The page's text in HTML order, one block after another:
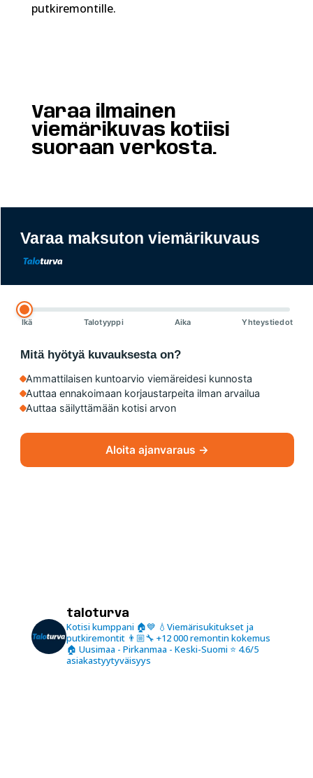
putkiremontille.
Varaa ilmainen
viemärikuvas kotiisi
suoraan verkosta.
Varaa maksuton viemärikuvaus
Ikä Talotyyppi Aika Yhteystiedot
Mitä hyötyä kuvauksesta on?
Ammattilaisen kuntoarvio viemäreidesi kunnosta
Auttaa ennakoimaan korjaustarpeita ilman arvailua
Auttaa säilyttämään kotisi arvon
Aloita ajanvaraus →
taloturva
Kotisi kumppani 🏠💙 💧Viemärisukitukset ja
putkiremontit👨🏼‍🔧 +12 000 remontin kokemus
🏠 Uusimaa - Pirkanmaa - Keski-Suomi ⭐️ 4.6/5
asiakastyytyväisyys